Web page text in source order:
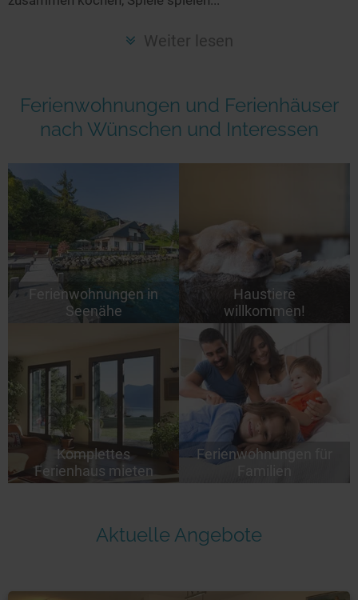
Glamping
Seen in Europa
Niederlande
Norwegen
alle Länder…
Weiter lesen
Ferienwohnungen und Ferienhäuser
nach Wünschen und Interessen
Ferienwohnungen in
Seenähe
Haustiere
willkommen!
Komplettes
Ferienhaus mieten
Ferienwohnungen für
Familien
Aktuelle Angebote